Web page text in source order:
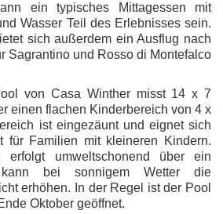
ein typisches Mittagessen mit
Wasser Teil des Erlebnisses sein.
sich außerdem ein Ausflug nach
Sagrantino und Rosso di Montefalco
von Casa Winther misst 14 x 7
einen flachen Kinderbereich von 4 x
ist eingezäunt und eignet sich
für Familien mit kleineren Kindern.
erfolgt umweltschonend über ein
bei sonnigem Wetter die
erhöhen. In der Regel ist der Pool
Oktober geöffnet.